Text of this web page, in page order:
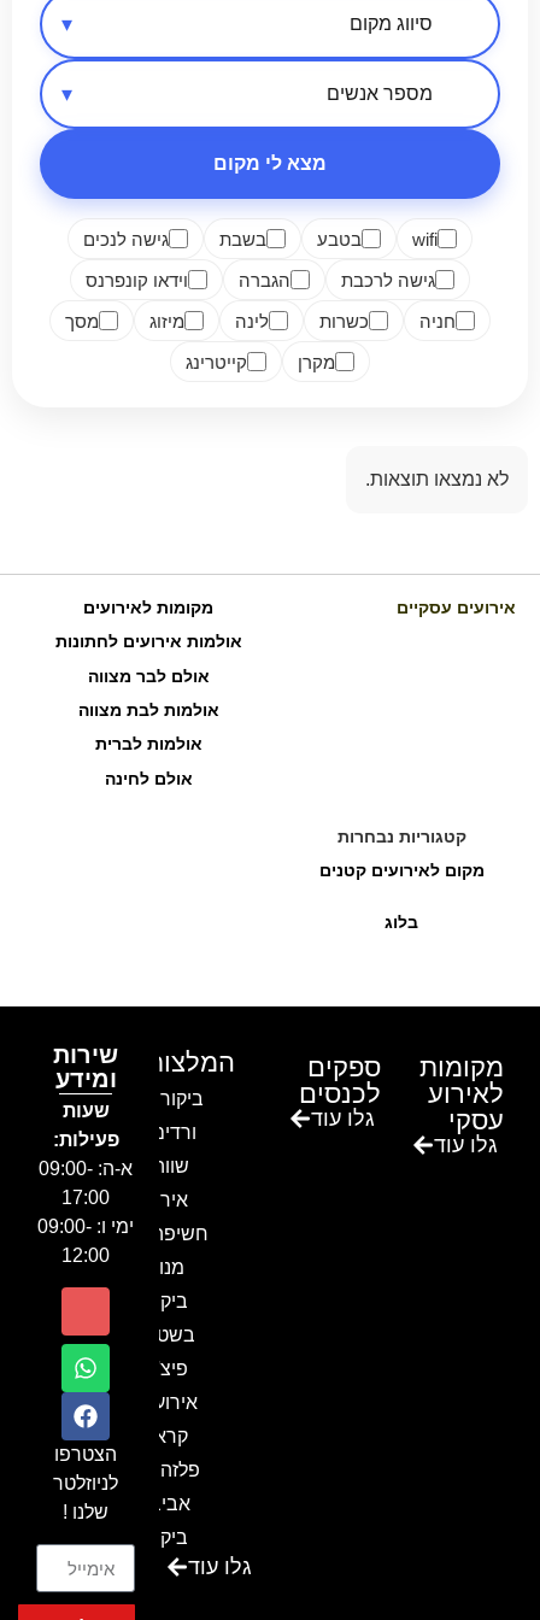
אזור בארץ
סיווג מקום
מספר אנשים
מצא לי מקום
wifi בטבע בשבת
גישה לנכים
גישה לרכבת
הגברה
וידאו קונפרנס
חניה
כשרות לינה מיזוג
מסך
מקרן
קייטרינג
לא נמצאו תוצאות.
אירועים עסקיים
מקומות לאירועים
אולמות אירועים לחתונות
אולם לבר מצווה
אולמות לבת מצווה
אולמות לברית
אולם לחינה
קטגוריות נבחרות
מקום לאירועים קטנים
בלוג
מקומות
לאירוע
עסקי
גלו עוד
ספקים
לכנסים
גלו עוד
המלצות
ביקור בגן
ורדים –
שווה!!
אירוע
חשיפה- זיו
מנור
ביקור
בשטח-
פיצ'ר
אירועים
קראון
פלזה תל
אביב-
ביקור
בכנסגלו עוד
שירות
ומידע
שעות
פעילות:
א-ה: 09:00-
17:00
ימי ו: 09:00-
12:00
הצטרפו
לניוזלטר
שלנו !